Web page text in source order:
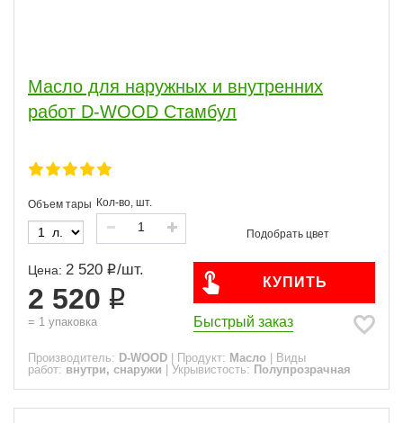
Масло для наружных и внутренних
работ D-WOOD Стамбул
Объем тары Кол-во, шт.
Цена: 2 520 /шт.
2 520
= 1 упаковка
КУПИТЬ
Быстрый заказ
Производитель: D-WOOD Продукт: Масло
Виды
работ: внутри, снаружи Укрывистость: Полупрозрачная